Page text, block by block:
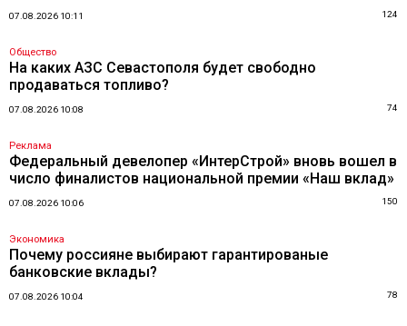
07.08.2026 10:11 124
Общество
На каких АЗС Севастополя будет свободно
продаваться топливо?
07.08.2026 10:08 74
Реклама
Федеральный девелопер «ИнтерСтрой» вновь вошел в
число финалистов национальной премии «Наш вклад»
07.08.2026 10:06 150
Экономика
Почему россияне выбирают гарантированые
банковские вклады?
07.08.2026 10:04 78